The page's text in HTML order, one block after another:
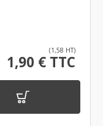
(1,58 HT)
1,90 € TTC